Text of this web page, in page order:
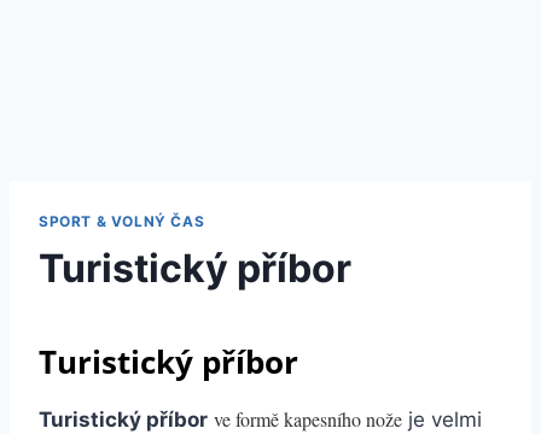
SPORT & VOLNÝ ČAS
Turistický příbor
Turistický příbor
Turistický příbor ve formě kapesního nože je velmi